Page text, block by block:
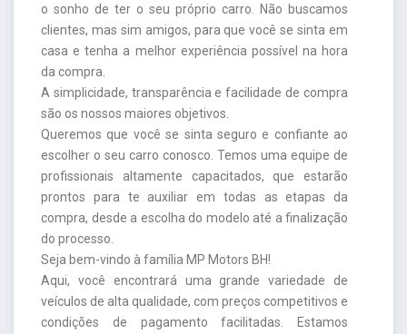
o sonho de ter o seu próprio carro. Não buscamos
clientes, mas sim amigos, para que você se sinta em
casa e tenha a melhor experiência possível na hora
da compra.
A simplicidade, transparência e facilidade de compra
são os nossos maiores objetivos.
Queremos que você se sinta seguro e confiante ao
escolher o seu carro conosco. Temos uma equipe de
profissionais altamente capacitados, que estarão
prontos para te auxiliar em todas as etapas da
compra, desde a escolha do modelo até a finalização
do processo.
Seja bem-vindo à família MP Motors BH!
Aqui, você encontrará uma grande variedade de
veículos de alta qualidade, com preços competitivos e
condições de pagamento facilitadas. Estamos